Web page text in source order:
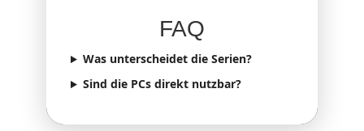
FAQ
Was unterscheidet die Serien?
Sind die PCs direkt nutzbar?